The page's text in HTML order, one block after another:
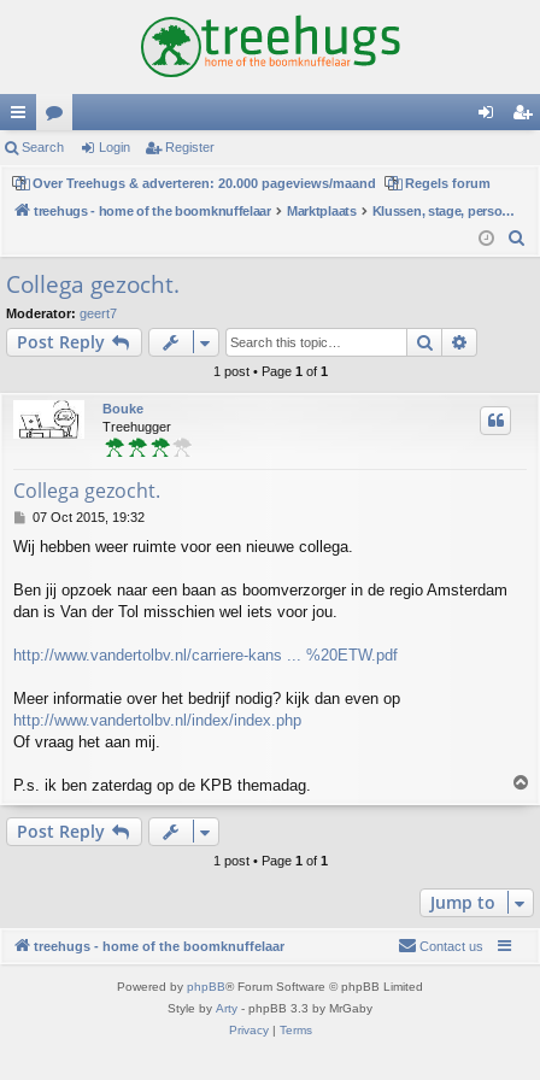
ui
ck
lin
ks
or
u
m
s
in
Search Login Register
Over Treehugs & adverteren: 20.000 pageviews/maand
Regels forum
treehugs - home of the boomknuffelaar
Marktplaats
Klussen, stage, personeel of hulp
Collega gezocht.
Moderator: geert7
Post Reply Search
1 post • Page 1 of 1
Bouke
Treehugger
Collega gezocht.
P
s
07 Oct 2015, 19:32
Wij hebben weer ruimte voor een nieuwe collega.
Ben jij opzoek naar een baan as boomverzorger in de regio Amsterdam
dan is Van der Tol misschien wel iets voor jou.
http://www.vandertolbv.nl/carriere-kans ... %20ETW.pdf
Meer informatie over het bedrijf nodig? kijk dan even op
http://www.vandertolbv.nl/index/index.php
Of vraag het aan mij.
P.s. ik ben zaterdag op de KPB themadag.
o
Post Reply
1 post • Page 1 of 1
Jump to
treehugs - home of the boomknuffelaar Contact us
Powered by phpBB® Forum Software © phpBB Limited
Style by Arty - phpBB 3.3 by MrGaby
Privacy| Terms